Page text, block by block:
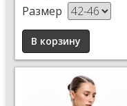
Размер